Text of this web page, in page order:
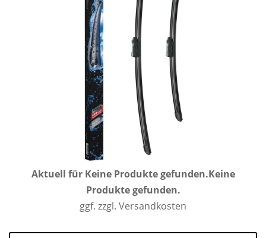
Aktuell für Keine Produkte gefunden.Keine
Produkte gefunden.
ggf. zzgl. Versandkosten